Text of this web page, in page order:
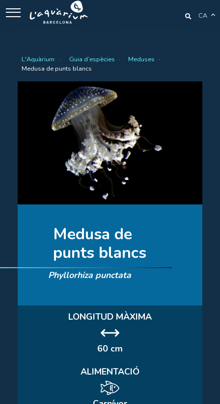
CA
L'Aquàrium Guia d’espècies
Meduses
Medusa de punts blancs
Medusa de
punts blancs
Phyllorhiza punctata
LONGITUD MÀXIMA
60 cm
ALIMENTACIÓ